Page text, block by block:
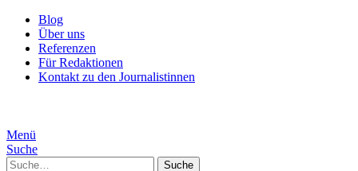
Blog
Über uns
Referenzen
Für Redaktionen
Kontakt zu den Journalistinnen
Menü
Suche
Suche